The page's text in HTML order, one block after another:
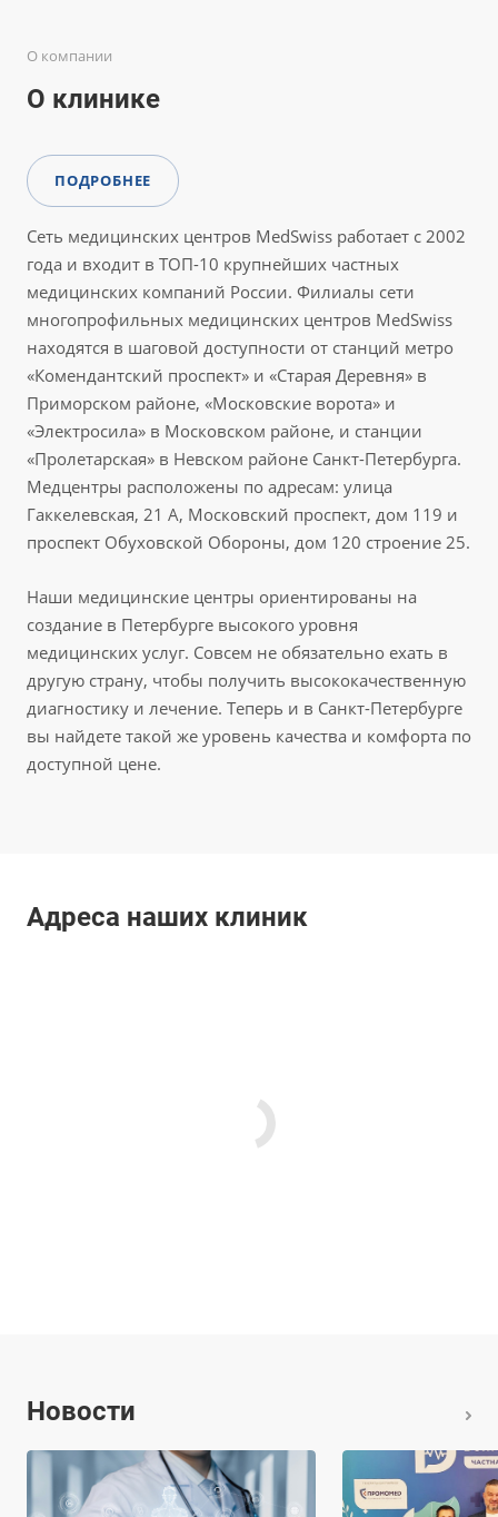
О компании
О клинике
ПОДРОБНЕЕ
Сеть медицинских центров MedSwiss работает с 2002
года и входит в ТОП-10 крупнейших частных
медицинских компаний России. Филиалы сети
многопрофильных медицинских центров MedSwiss
находятся в шаговой доступности от станций метро
«Комендантский проспект» и «Старая Деревня» в
Приморском районе, «Московские ворота» и
«Электросила» в Московском районе, и станции
«Пролетарская» в Невском районе Санкт-Петербурга.
Медцентры расположены по адресам: улица
Гаккелевская, 21 А, Московский проспект, дом 119 и
проспект Обуховской Обороны, дом 120 строение 25.
Наши медицинские центры ориентированы на
создание в Петербурге высокого уровня
медицинских услуг. Совсем не обязательно ехать в
другую страну, чтобы получить высококачественную
диагностику и лечение. Теперь и в Санкт-Петербурге
вы найдете такой же уровень качества и комфорта по
доступной цене.
Адреса наших клиник
Новости